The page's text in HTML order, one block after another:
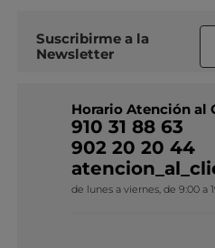
Suscribirme a la
Newsletter
Horario Atención al
910 31 88 63
902 20 20 44
de lunes a viernes, de 9:00 a